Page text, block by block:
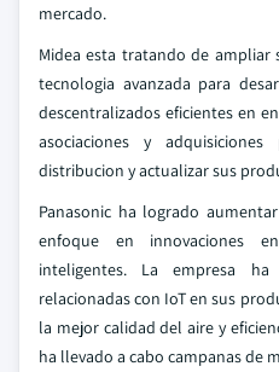
mercado.
Midea esta tratando de ampliar
tecnologia avanzada para
descentralizados eficientes en
asociaciones y
distribucion y actualizar sus
Panasonic ha logrado
enfoque en innovaciones
inteligentes. La empresa ha
relacionadas con IoT en sus
la mejor calidad del aire y
ha llevado a cabo campanas de